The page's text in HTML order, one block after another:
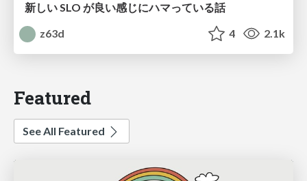
新しい SLO が良い感じにハマっている話
z63d
4 2.1k
Featured
See All Featured